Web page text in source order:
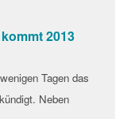
2013
Tagen das
Neben